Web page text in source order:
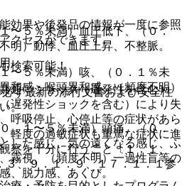
〜５％未満）血圧低下、（０．
明）動悸、血圧上昇、不整脈。
〜５％未満）咳、（０．１％未
和感・喉頭異和感、（頻度不明）
．１〜５％未満）頭痛、（０．
した感じ、気の遠くなる感じ、ふ
霧視、（頻度不明）一過性盲等の
、脱力感、あくび。
通〉ショック（遅発性を含む）
遅発性ショックを含む）により失
呼吸停止、心停止等の症状があら
軽度の過敏症状も重篤な症状に進
察を十分に行うこと〔１．１、
３、９．１．９、１７．１．１参
効果や後発品の情報が一度に参照
クセスができます。
検索可能！
ず最新の添付文書および安全性
。